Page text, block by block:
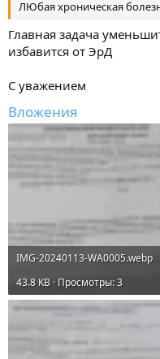
ЛЮбая хроническая
Главная задача
избавится от ЭрД
С уважением
Вложения
IMG-20240113-WA0005.webp
43.8 KB · Просмотры: 3